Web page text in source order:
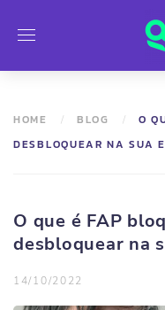
HOME BLOG
O
DESBLOQUEAR NA SUA
O que é FAP
desbloquear na
14/10/2022